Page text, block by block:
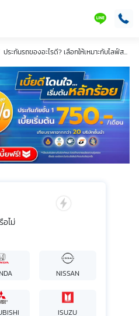
ประกันรถของอะไรดี? เลือกให้เหมาะกับไลฟ์ส...
ไม่
NISSAN
ISUZU